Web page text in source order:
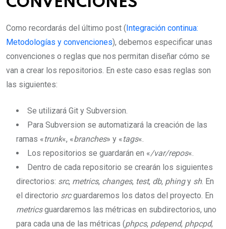
Como recordarás del último post (Integración continua:
Metodologías y convenciones), debemos especificar unas
convenciones o reglas que nos permitan diseñar cómo se
van a crear los repositorios. En este caso esas reglas son
las siguientes:
Se utilizará Git y Subversion.
Para Subversion se automatizará la creación de las
ramas «trunk«, «branches» y «tags«.
Los repositorios se guardarán en «/var/repos«.
Dentro de cada repositorio se crearán los siguientes
directorios: src, metrics, changes, test, db, phingy sh. En
el directorio srcguardaremos los datos del proyecto. En
metricsguardaremos las métricas en subdirectorios, uno
para cada una de las métricas (phpcs, pdepend, phpcpd,